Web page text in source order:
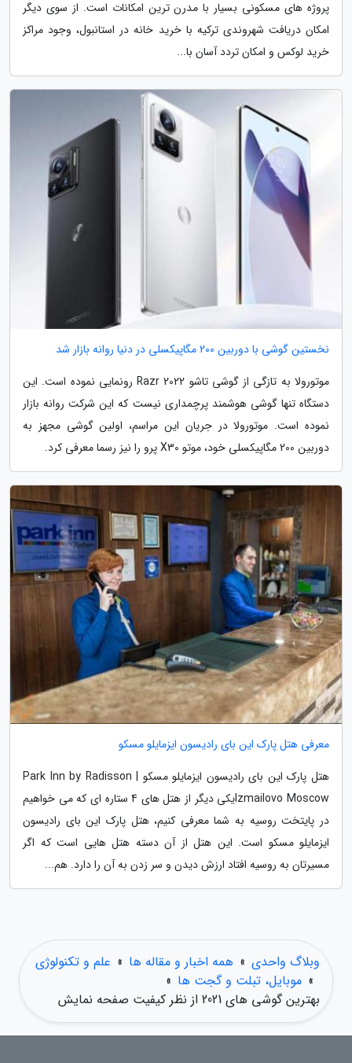
پروژه های مسکونی بسیار با مدرن ترین امکانات است. از سوی دیگر
امکان دریافت شهروندی ترکیه با خرید خانه در استانبول، وجود مراکز
خرید لوکس و امکان تردد آسان با...
نخستین گوشی با دوربین 200 مگاپیکسلی در دنیا روانه بازار شد
موتورولا به تازگی از گوشی تاشو Razr 2022 رونمایی نموده است. این
دستگاه تنها گوشی هوشمند پرچمداری نیست که این شرکت روانه بازار
نموده است. موتورولا در جریان این مراسم، اولین گوشی مجهز به
دوربین 200 مگاپیکسلی خود، موتو X30 پرو را نیز رسما معرفی کرد.
معرفی هتل پارک این بای رادیسون ایزمایلو مسکو
هتل پارک این بای رادیسون ایزمایلو مسکو | Park Inn by Radisson
Izmailovo Moscowیکی دیگر از هتل های 4 ستاره ای که می خواهیم
در پایتخت روسیه به شما معرفی کنیم، هتل پارک این بای رادیسون
ایزمایلو مسکو است. این هتل از آن دسته هتل هایی است که اگر
مسیرتان به روسیه افتاد ارزش دیدن و سر زدن به آن را دارد. هم...
وبلاگ واحدی » همه اخبار و مقاله ها » علم و تکنولوژی
» موبایل، تبلت و گجت ها »
بهترین گوشی های 2021 از نظر کیفیت صفحه نمایش